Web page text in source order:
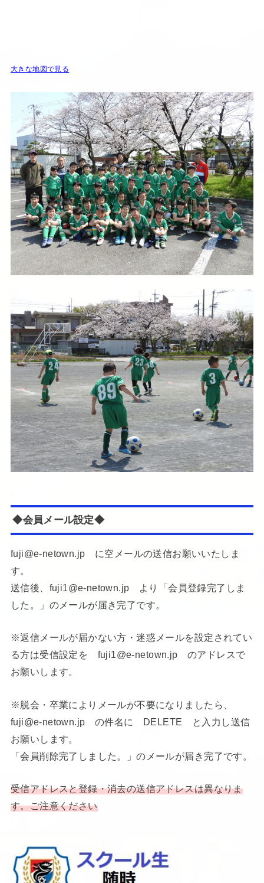
大きな地図で見る
◆会員メール設定◆
fuji@e-netown.jp に空メールの送信お願いいたしま
す。
送信後、fuji1@e-netown.jp より「会員登録完了しま
した。」のメールが届き完了です。
※返信メールが届かない方・迷惑メールを設定されてい
る方は受信設定を fuji1@e-netown.jp のアドレスで
お願いします。
※脱会・卒業によりメールが不要になりましたら、
fuji@e-netown.jp の件名に DELETE と入力し送信
お願いします。
「会員削除完了しました。」のメールが届き完了です。
受信アドレスと登録・消去の送信アドレスは異なりま
す。ご注意ください